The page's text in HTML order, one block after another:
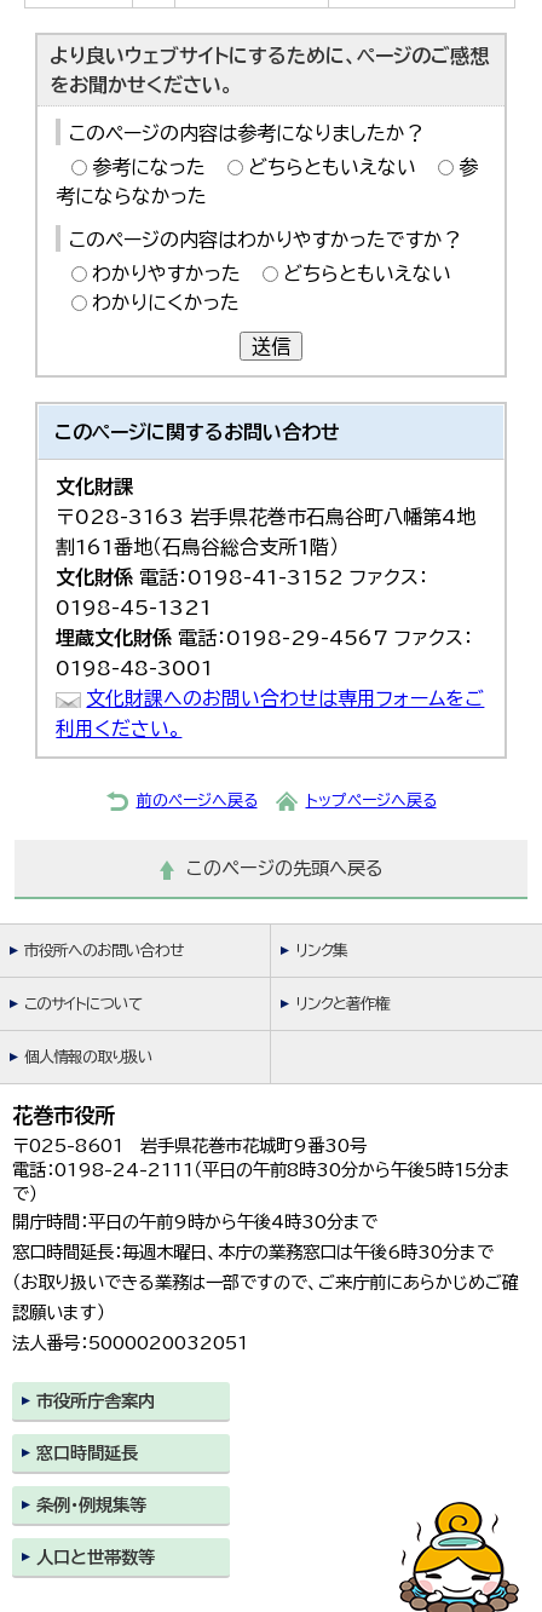
より良いウェブサイトにするために、ページのご感想
をお聞かせください。
このページの内容は参考になりましたか？
参考になった
どちらともいえない
参
考にならなかった
このページの内容はわかりやすかったですか？
わかりやすかった
どちらともいえない
わかりにくかった
送信
このページに関するお問い合わせ
文化財課
〒028-3163 岩手県花巻市石鳥谷町八幡第4地
割161番地（石鳥谷総合支所1階）
文化財係 電話：0198-41-3152 ファクス：
0198-45-1321
埋蔵文化財係 電話：0198-29-4567 ファクス：
0198-48-3001
文化財課へのお問い合わせは専用フォームをご
利用ください。
前のページへ戻る トップページへ戻る
このページの先頭へ戻る
市役所へのお問い合わせ リンク集
このサイトについて リンクと著作権
個人情報の取り扱い
花巻市役所
〒025-8601 岩手県花巻市花城町9番30号
電話：0198-24-2111（平日の午前8時30分から午後5時15分ま
で）
開庁時間：平日の午前9時から午後4時30分まで
窓口時間延長：毎週木曜日、本庁の業務窓口は午後6時30分まで
（お取り扱いできる業務は一部ですので、ご来庁前にあらかじめご確
認願います）
法人番号：5000020032051
市役所庁舎案内
窓口時間延長
条例・例規集等
人口と世帯数等